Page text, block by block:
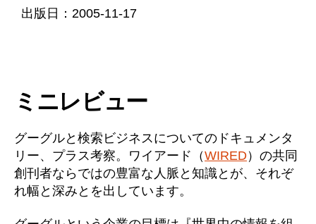
出版日：2005-11-17
ミニレビュー
グーグルと検索ビジネスについてのドキュメンタ
リー、プラス考察。ワイアード（WIRED）の共同
創刊者ならではの豊富な人脈と知識とが、それぞ
れ幅と深みとを出しています。